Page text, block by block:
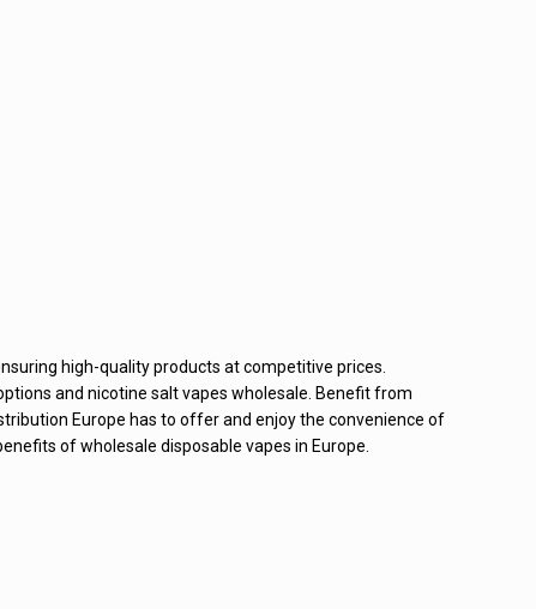
high-quality products at competitive prices.
and nicotine salt vapes wholesale. Benefit from
Europe has to offer and enjoy the convenience of
ofwholesale disposable vapes in Europe.